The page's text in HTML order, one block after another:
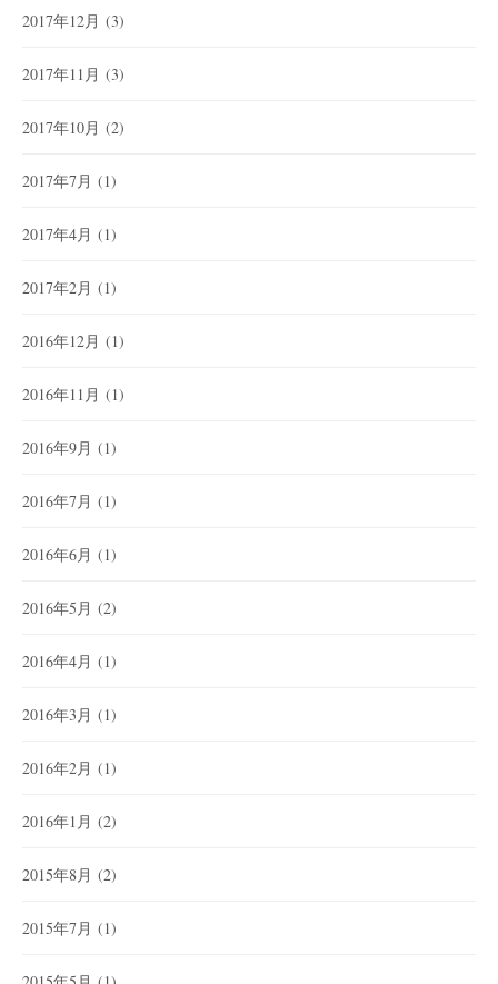
2017年12月 (3)
2017年11月 (3)
2017年10月 (2)
2017年7月 (1)
2017年4月 (1)
2017年2月 (1)
2016年12月 (1)
2016年11月 (1)
2016年9月 (1)
2016年7月 (1)
2016年6月 (1)
2016年5月 (2)
2016年4月 (1)
2016年3月 (1)
2016年2月 (1)
2016年1月 (2)
2015年8月 (2)
2015年7月 (1)